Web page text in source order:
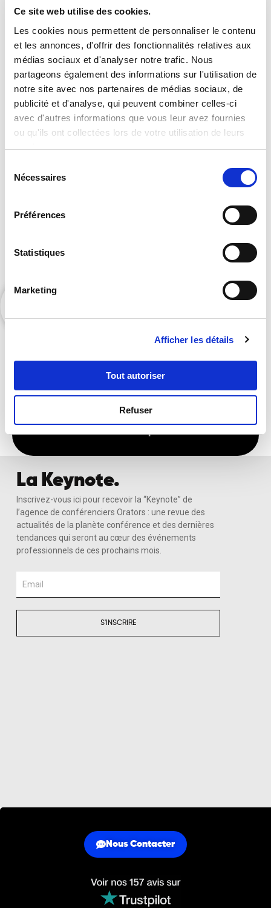
Ce site web utilise des cookies.
Les cookies nous permettent de personnaliser le contenu
et les annonces, d'offrir des fonctionnalités relatives aux
médias sociaux et d'analyser notre trafic. Nous
partageons également des informations sur l'utilisation de
notre site avec nos partenaires de médias sociaux, de
publicité et d'analyse, qui peuvent combiner celles-ci
avec d'autres informations que vous leur avez fournies
ou qu'ils ont collectées lors de votre utilisation de leurs
services.
Nécessaires
Préférences
Statistiques
Marketing
Afficher les détails
Tout autoriser
Refuser
Lire la suite
Vous souhaitez accéder à notre
catalogue complet ?
Contactez Orators pour accéder à nos exclusivités
et bénéficier de nos suggestions personnalisées.
Recevoir Ma Sélection Sur-Mesure
La Keynote.
Inscrivez-vous ici pour recevoir la “Keynote” de
l’agence de conférenciers Orators : une revue des
actualités de la planète conférence et des dernières
tendances qui seront au cœur des événements
professionnels de ces prochains mois.
S'INSCRIRE
Nous Contacter